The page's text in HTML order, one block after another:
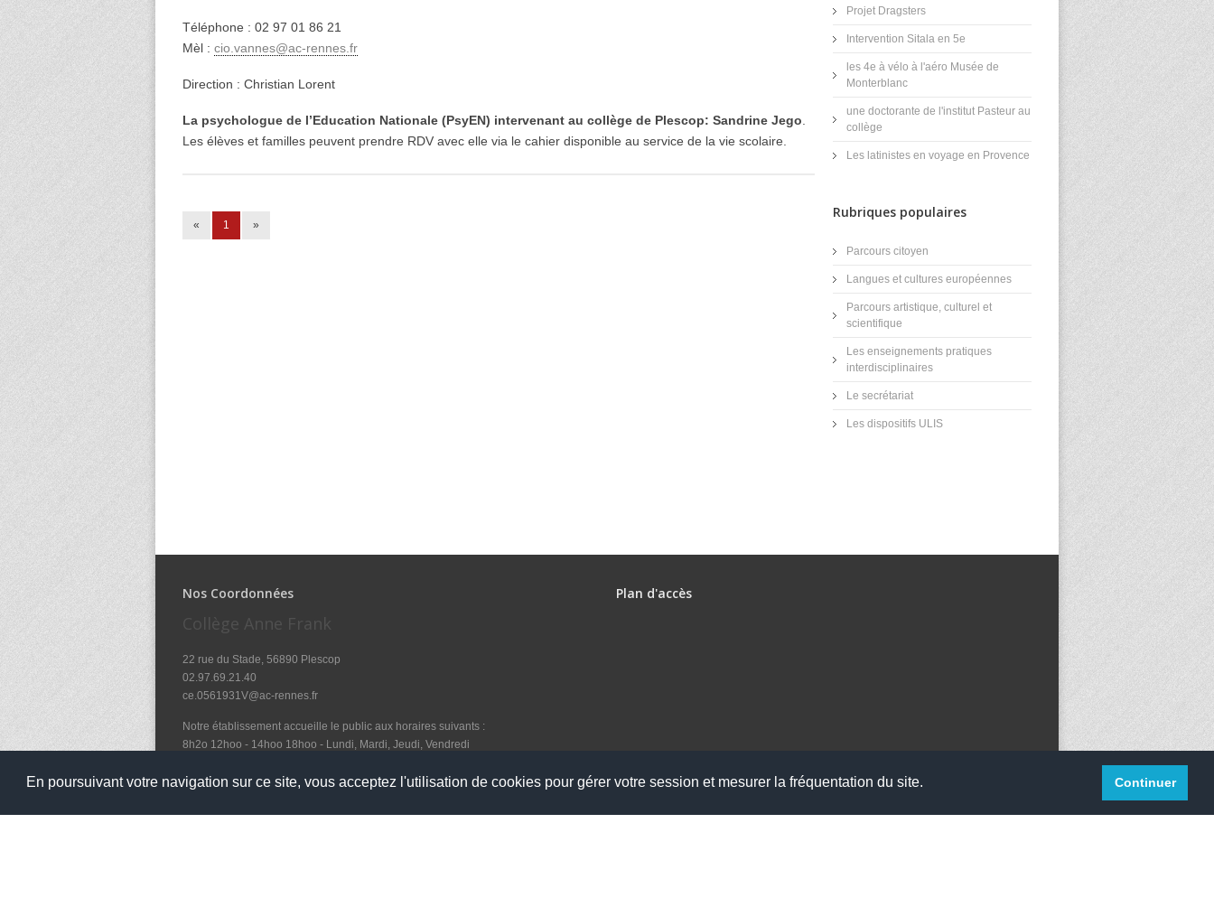
En poursuivant votre navigation sur ce site, vous acceptez l'utilisation de cookies pour gérer votre session et mesurer la fréquentation du site. Continuer
Téléphone : 02 97 01 86 21
Mèl : cio.vannes@ac-rennes.fr
Direction : Christian Lorent
La psychologue de l’Education Nationale (PsyEN) intervenant au collège de Plescop: Sandrine Jego
Les élèves et familles peuvent prendre RDV avec elle via le cahier disponible au service de la vie scolaire.
« 1 »
Projet Dragsters
Intervention Sitala en 5e
les 4e à vélo à l'aéro Musée de
Monterblanc
une doctorante de l'institut Pasteur au
collège
Les latinistes en voyage en Provence
Rubriques populaires
Parcours citoyen
Langues et cultures européennes
Parcours artistique, culturel et
scientifique
Les enseignements pratiques
interdisciplinaires
Le secrétariat
Les dispositifs ULIS
Nos Coordonnées
Collège Anne Frank
22 rue du Stade, 56890 Plescop
02.97.69.21.40
ce.0561931V@ac-rennes.fr
Notre établissement accueille le public aux horaires suivants :
8h2o 12hoo - 14hoo 18hoo - Lundi, Mardi, Jeudi, Vendredi
Plan d'accès